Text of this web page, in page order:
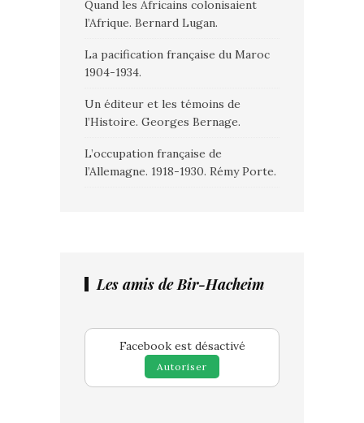
Quand les Africains colonisaient
l’Afrique. Bernard Lugan.
La pacification française du Maroc
1904-1934.
Un éditeur et les témoins de
l’Histoire. Georges Bernage.
L’occupation française de
l’Allemagne. 1918-1930. Rémy Porte.
Les amis de Bir-Hacheim
Facebook est désactivé
Autoriser